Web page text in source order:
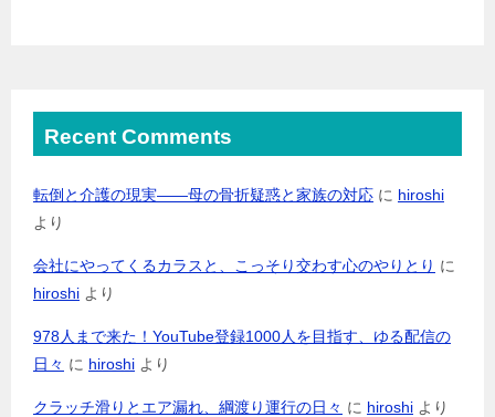
Recent Comments
転倒と介護の現実――母の骨折疑惑と家族の対応 に hiroshi
より
会社にやってくるカラスと、こっそり交わす心のやりとり に
hiroshi より
978人まで来た！YouTube登録1000人を目指す、ゆる配信の
日々 に hiroshi より
クラッチ滑りとエア漏れ、綱渡り運行の日々 に hiroshi より